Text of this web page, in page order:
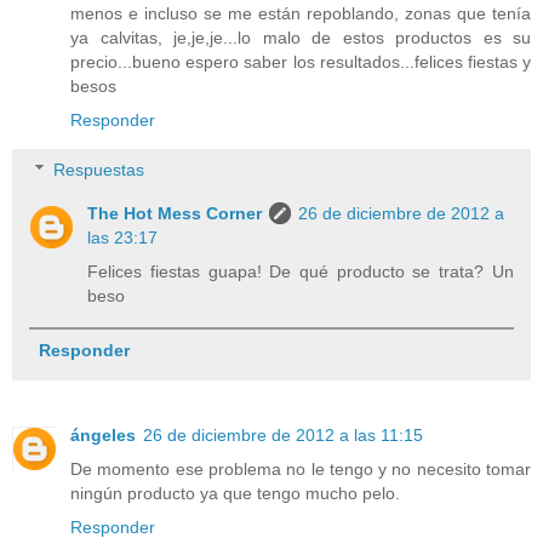
menos e incluso se me están repoblando, zonas que tenía
ya calvitas, je,je,je...lo malo de estos productos es su
precio...bueno espero saber los resultados...felices fiestas y
besos
Responder
Respuestas
The Hot Mess Corner
26 de diciembre de 2012 a
las 23:17
Felices fiestas guapa! De qué producto se trata? Un
beso
Responder
ángeles 26 de diciembre de 2012 a las 11:15
De momento ese problema no le tengo y no necesito tomar
ningún producto ya que tengo mucho pelo.
Responder